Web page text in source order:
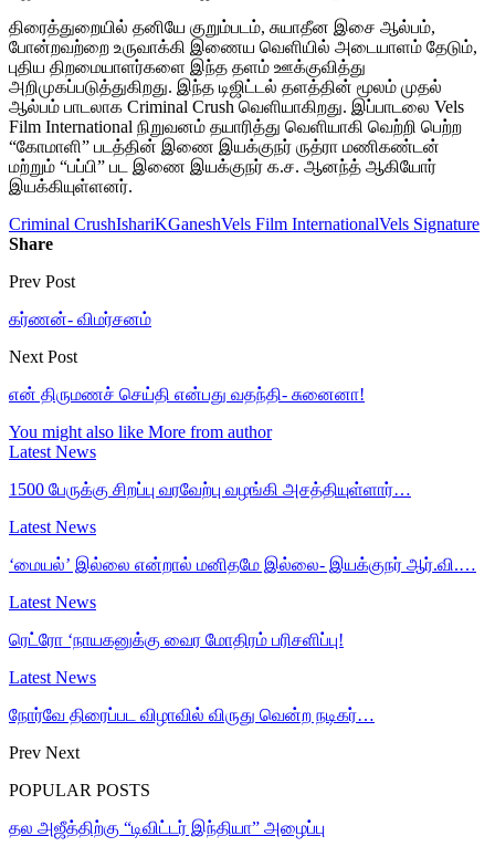
திரைத்துறையில் தனியே குறும்படம், சுயாதீன இசை ஆல்பம்,
போன்றவற்றை உருவாக்கி இணைய வெளியில் அடையாளம் தேடும்,
புதிய திறமையாளர்களை இந்த தளம் ஊக்குவித்து
அறிமுகப்படுத்துகிறது. இந்த டிஜிட்டல் தளத்தின் மூலம் முதல்
ஆல்பம் பாடலாக Criminal Crush வெளியாகிறது. இப்பாடலை Vels
Film International நிறுவனம் தயாரித்து வெளியாகி வெற்றி பெற்ற
“கோமாளி” படத்தின் இணை இயக்குநர் ருத்ரா மணிகண்டன்
மற்றும் “பப்பி” பட இணை இயக்குநர் க.ச. ஆனந்த் ஆகியோர்
இயக்கியுள்ளனர்.
Criminal CrushIshariKGaneshVels Film InternationalVels Signature
Share
Prev Post
கர்ணன்- விமர்சனம்
Next Post
என் திருமணச் செய்தி என்பது வதந்தி- சுனைனா!
You might also like More from author
Latest News
1500 பேருக்கு சிறப்பு வரவேற்பு வழங்கி அசத்தியுள்ளார்…
Latest News
‘மையல்’ இல்லை என்றால் மனிதமே இல்லை- இயக்குநர் ஆர்.வி.…
Latest News
ரெட்ரோ ‘நாயகனுக்கு வைர மோதிரம் பரிசளிப்பு!
Latest News
நோர்வே திரைப்பட விழாவில் விருது வென்ற நடிகர்…
Prev Next
POPULAR POSTS
தல அஜீத்திற்கு “டிவிட்டர் இந்தியா” அழைப்பு